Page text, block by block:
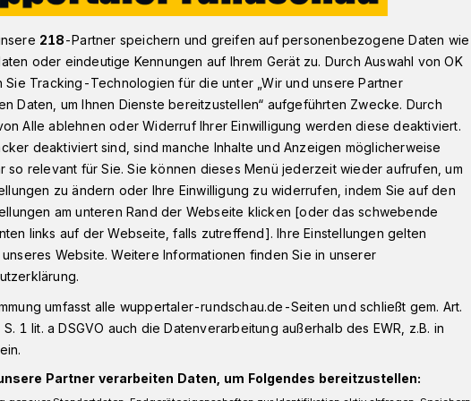
der Regen im Wuppergebiet nur an
Angaben des Wupperverbandes
an allen Messstellen deutlich über
Kläranlage Buchenhofen
pro Quadratmeter etwa 59 Liter mehr
218-Partner speichern und greifen auf personenbezogene Daten wie
oder eindeutige Kennungen auf Ihrem Gerät zu. Durch Auswahl von OK
Sie Tracking-Technologien für die unter „Wir und unsere Partner
Daten, um Ihnen Dienste bereitzustellen“ aufgeführten Zwecke. Durch
Alle ablehnen oder Widerruf Ihrer Einwilligung werden diese deaktiviert.
deaktiviert sind, sind manche Inhalte und Anzeigen möglicherweise
so relevant für Sie. Sie können dieses Menü jederzeit wieder aufrufen, um
zu ändern oder Ihre Einwilligung zu widerrufen, indem Sie auf den
am unteren Rand der Webseite klicken [oder das schwebende
links auf der Webseite, falls zutreffend]. Ihre Einstellungen gelten
Website. Weitere Informationen finden Sie in unserer
umfasst alle wuppertaler-rundschau.de-Seiten und schließt gem. Art.
1 lit. a DSGVO auch die Datenverarbeitung außerhalb des EWR, z.B. in
Partner verarbeiten Daten, um Folgendes bereitzustellen: